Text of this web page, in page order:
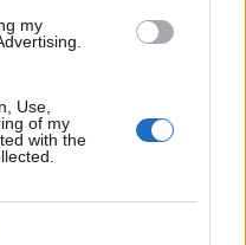
my
Use,
of my
with the